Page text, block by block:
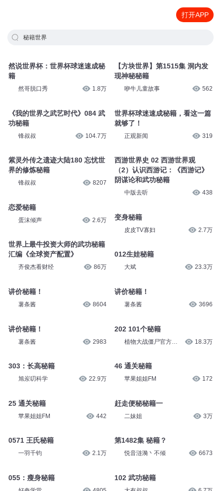
打开APP
秘籍世界
然说世界杯：世界杯球迷速成秘
籍
然哥脱口秀 1.8万
《我的世界之武艺时代》084 武
功秘籍
锋叔叔 104.7万
紫灵外传之遗迹大陆180 忘忧世
界的修炼秘籍
锋叔叔 8207
恋爱秘籍
蛋沫倾声 2.6万
世界上最牛投资大师的武功秘籍
汇编《全球资产配置》
齐俊杰看财经 86万
讲价秘籍！
薯条酱 8604
讲价秘籍！
薯条酱 2983
303：长高秘籍
旭岽叨科学 22.9万
25 通关秘籍
苹果姐姐FM 442
0571 王氏秘籍
一羽千钧 2.1万
055：瘦身秘籍
【方块世界】第1515集 洞内发
现神秘秘籍
咿牛儿童故事 562
世界杯球迷速成秘籍，看这一篇
就够了！
正观新闻 319
西游世界史 02 西游世界观
（2）认识西游记：《西游记》
阴谋论和武功秘籍
中版去听 438
变身秘籍
皮皮TV寡妇 2.7万
012生娃秘籍
大斌 23.3万
讲价秘籍！
薯条酱 3696
202 101个秘籍
植物大战僵尸官方世
18.3万
46 通关秘籍
苹果姐姐FM 172
赶走便秘秘籍一
二妹姐 3万
第1482集 秘籍？
悦音涟漪丶不倾 6673
102 武功秘籍